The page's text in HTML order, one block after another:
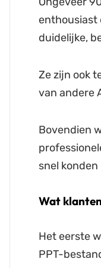
enthousiast
duidelijke,
Ze zijn ook
van andere
Bovendien
snel konden
Wat
Het eerste
PPT-